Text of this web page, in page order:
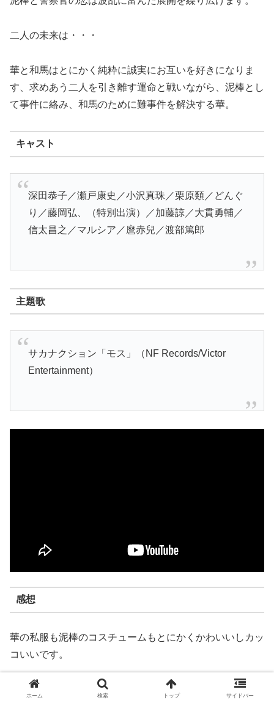
二人の未来は・・・
華と和馬はとにかく純粋に誠実にお互いを好きになりま
す、求めあう二人を引き離す運命と戦いながら、泥棒とし
て事件に絡み、和馬のために難事件を解決する華。
キャスト
深田恭子／瀬戸康史／小沢真珠／栗原類／どんぐ
り／藤岡弘、（特別出演）／加藤諒／大貫勇輔／
信太昌之／マルシア／麿赤兒／渡部篤郎
主題歌
サカナクション「モス」（NF Records/Victor
Entertainment）
感想
華の私服も泥棒のコスチュームもとにかくかわいいしカッ
コいいです。
ラブストリー大好きな人にはとっても満足させてくれる作
ホーム 検索 トップ サイドバー